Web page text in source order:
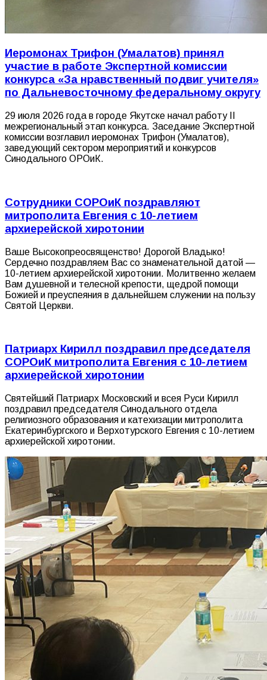
Иеромонах Трифон (Умалатов) принял
участие в работе Экспертной комиссии
конкурса «За нравственный подвиг учителя»
по Дальневосточному федеральному округу
29 июля 2026 года в городе Якутске начал работу II
межрегиональный этап конкурса. Заседание Экспертной
комиссии возглавил иеромонах Трифон (Умалатов),
заведующий сектором мероприятий и конкурсов
Синодального ОРОиК.
Сотрудники СОРОиК поздравляют
митрополита Евгения с 10-летием
архиерейской хиротонии
Ваше Высокопреосвященство! Дорогой Владыко!
Сердечно поздравляем Вас со знаменательной датой —
10-летием архиерейской хиротонии. Молитвенно желаем
Вам душевной и телесной крепости, щедрой помощи
Божией и преуспеяния в дальнейшем служении на пользу
Святой Церкви.
Патриарх Кирилл поздравил председателя
СОРОиК митрополита Евгения с 10-летием
архиерейской хиротонии
Святейший Патриарх Московский и всея Руси Кирилл
поздравил председателя Синодального отдела
религиозного образования и катехизации митрополита
Екатеринбургского и Верхотурского Евгения с 10-летием
архиерейской хиротонии.